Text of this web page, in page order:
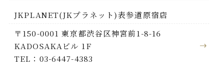
JKPLANET(JKプラネット)表参道原宿店
〒150-0001 東京都渋谷区神宮前1-8-16
KADOSAKAビル 1F
TEL：03-6447-4383